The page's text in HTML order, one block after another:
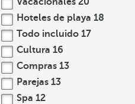
Hoteles de playa 18
Todo incluido 17
Cultura 16
Compras 13
Parejas 13
Spa 12